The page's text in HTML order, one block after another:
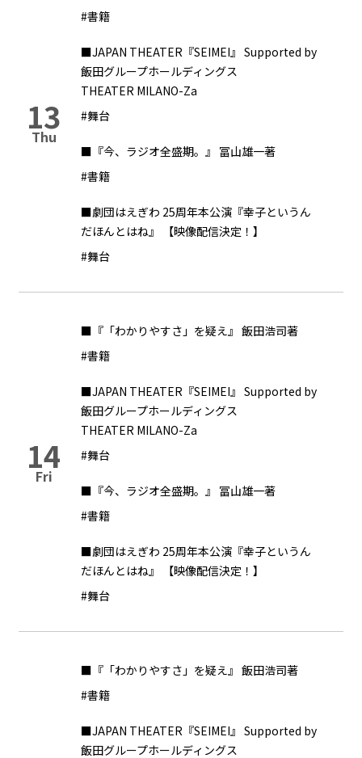
13
Thu
#書籍
■JAPAN THEATER『SEIMEI』 Supported by
飯田グループホールディングス
THEATER MILANO-Za
#舞台
■『今、ラジオ全盛期。』 冨山雄一著
#書籍
■劇団はえぎわ 25周年本公演『幸子というん
だほんとはね』 【映像配信決定！】
#舞台
14
Fri
■『「わかりやすさ」を疑え』 飯田浩司著
#書籍
■JAPAN THEATER『SEIMEI』 Supported by
飯田グループホールディングス
THEATER MILANO-Za
#舞台
■『今、ラジオ全盛期。』 冨山雄一著
#書籍
■劇団はえぎわ 25周年本公演『幸子というん
だほんとはね』 【映像配信決定！】
#舞台
■『「わかりやすさ」を疑え』 飯田浩司著
#書籍
■JAPAN THEATER『SEIMEI』 Supported by
飯田グループホールディングス